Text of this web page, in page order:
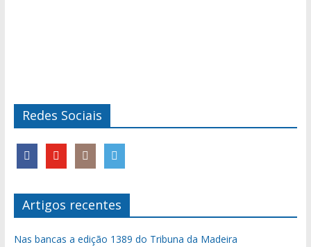
Redes Sociais
Artigos recentes
Nas bancas a edição 1389 do Tribuna da Madeira